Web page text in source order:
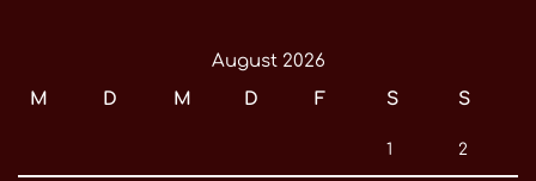
August 2026
M
D M D F S S
1 2